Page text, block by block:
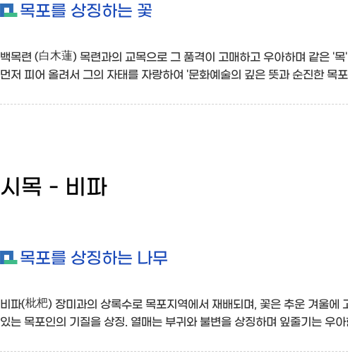
목포를 상징하는 꽃
백목련 (白木蓮) 목련과의 교목으로 그 품격이 고매하고 우아하며 같은 '
먼저 피어 올려서 그의 자태를 자랑하여 '문화예술의 깊은 뜻과 순진한 목
시목 - 비파
목포를 상징하는 나무
비파(枇杷) 장미과의 상록수로 목포지역에서 재배되며, 꽃은 추운 겨울에
있는 목포인의 기질을 상징. 열매는 부귀와 불변을 상징하며 잎줄기는 우